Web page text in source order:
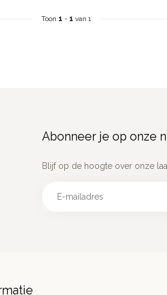
Toon 1 - 1 van 1
Abonneer je op onze
Blijf op de hoogte over onze